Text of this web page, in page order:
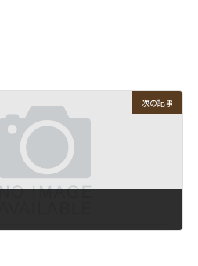
次の記事